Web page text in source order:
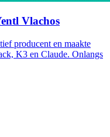
Vlachos
producent en maakte
K3 en Claude. Onlangs